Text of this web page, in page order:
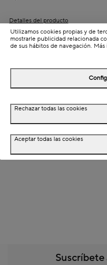
Detalles del producto
Información de envío
Detalles del
Utilizamos cookies propias y de
mostrarle publicidad relacionada
de sus hábitos de navegación.
Rechazar todas las cookies
Aceptar todas las cookies